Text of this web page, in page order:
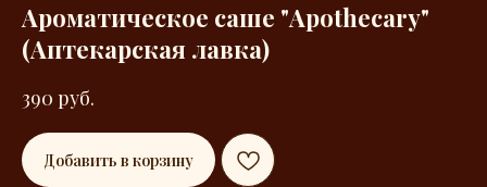
Ароматическое саше "Apothecary"
(Аптекарская лавка)
390 руб.
Добавить в корзину